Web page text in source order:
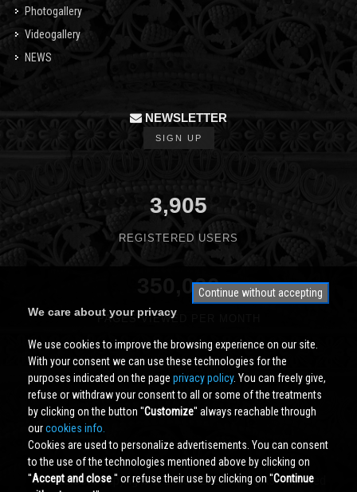
Photogallery
Videogallery
NEWS
NEWSLETTER
SIGN UP
3,905
REGISTERED USERS
350,000
PAGES VIEWED PER MONTH
Cividale.COMCopyright © 2000 - 2026 All Rights Reserved
Continue without accepting
We care about your privacy
We use cookies to improve the browsing experience on our site.
With your consent we can use these technologies for the
purposes indicated on the page privacy policy. You can freely give,
refuse or withdraw your consent to all or some of the treatments
by clicking on the button ''Customize'' always reachable through
ourcookies info.
Cookies are used to personalize advertisements. You can consent
to the use of the technologies mentioned above by clicking on
''Accept and close'' or refuse their use by clicking on ''Continue